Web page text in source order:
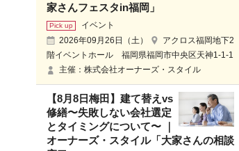
家さんフェスタin福岡」
イベント
2026年09月26日（土）
アクロス福岡地下2
階イベントホール 福岡県福岡市中央区天神1-1-1
主催：株式会社オーナーズ・スタイル
【8月8日梅田】建て替えvs
修繕〜失敗しない会社選定
とタイミングについて〜 ｜
オーナーズ・スタイル「大家さんの相談